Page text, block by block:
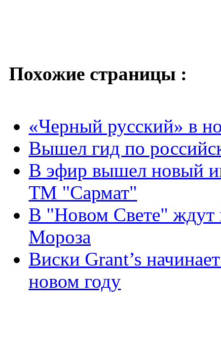
Похожие страницы :
«Черный русский» в
Вышел гид по
В эфир вышел новый
ТМ "Сармат"
В "Новом Свете" ждут
Мороза
Виски Grant’s
новом году